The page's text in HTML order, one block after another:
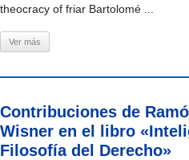
theocracy of friar Bartolomé ...
Ver más
Contribuciones de
Wisner en el libro
Filosofía del Derecho»